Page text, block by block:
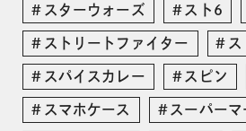
スターウォーズ スト6
ストリートファイター
スパイスカレー スピン
スマホケース スーパーマ